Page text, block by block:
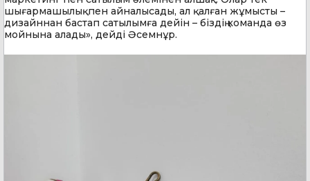
шығармашылықпен айналысады, ал қалған жұмысты –
дизайннан бастап сатылымға дейін – біздің команда өз
мойнына алады», дейді Әсемнұр.